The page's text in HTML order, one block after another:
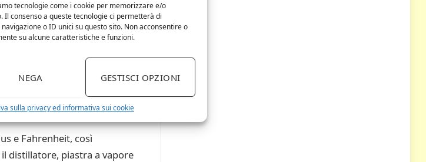
tecnologie come i cookie per memorizzare e/o
consenso a queste tecnologie ci permetterà di
o ID unici su questo sito. Non acconsentire o
su alcune caratteristiche e funzioni.
NEGA GESTISCI OPZIONI
sulla privacy ed informativa sui cookie
o distillatori esperti,
di vapore nel lato del vaso
facilmente.
non c’è alcun piombo in
le parti sono realizzate con
(Dimensioni: capacità: 20 l,
e Fahrenheit, così
distillatore, piastra a vapore